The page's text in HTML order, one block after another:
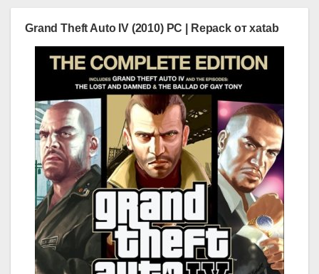
Grand Theft Auto IV (2010) PC | Repack от xatab